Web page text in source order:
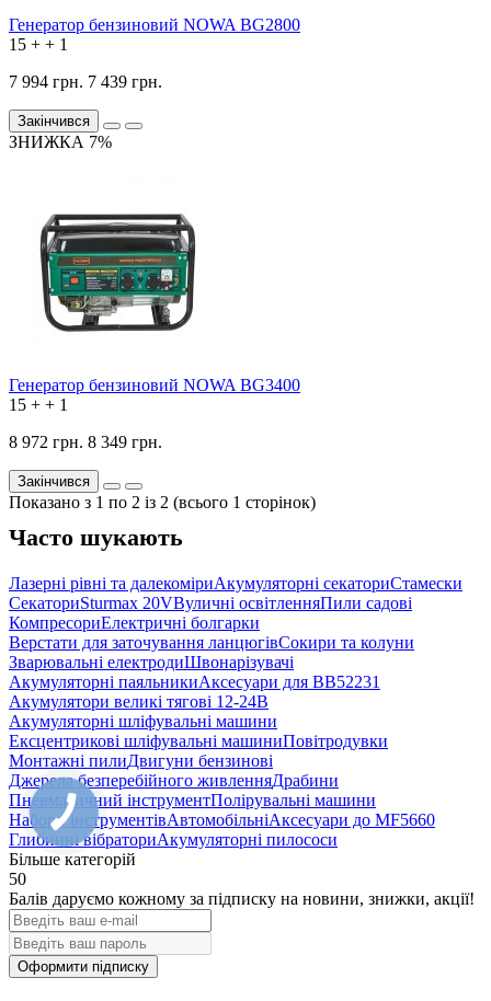
Генератор бензиновий NOWA BG2800
15 + + 1
7 994 грн. 7 439 грн.
Закінчився
ЗНИЖКА 7%
Генератор бензиновий NOWA BG3400
15 + + 1
8 972 грн. 8 349 грн.
Закінчився
Показано з 1 по 2 із 2 (всього 1 сторінок)
Часто шукають
Лазерні рівні та далекоміриАкумуляторні секаториСтамески
СекаториSturmax 20VВуличні освітленняПили садові
КомпресориЕлектричні болгарки
Верстати для заточування ланцюгівСокири та колуни
Зварювальні електродиШвонарізувачі
Акумуляторні паяльникиАксесуари для BB52231
Акумулятори великі тягові 12-24В
Акумуляторні шліфувальні машини
Ексцентрикові шліфувальні машиниПовітродувки
Монтажні пилиДвигуни бензинові
Джерела безперебійного живленняДрабини
Пневматичний інструментПолірувальні машини
Набори інструментівАвтомобільніАксесуари до MF5660
Глибинні вібраториАкумуляторні пилососи
Більше категорій
50
Балів даруємо кожному за підписку на новини, знижки, акції!
Оформити підписку